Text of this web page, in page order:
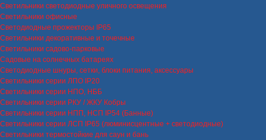
Светильники светодиодные уличного освещения
Светильники офисные
Светодиодные прожекторы IP65
Светильники декоративные и точечные
Светильники садово-парковые
Садовые на солнечных батареях
Светодиодные шнуры, сетки, блоки питания, аксессуары
Светильники серии ЛПО IP20
Светильники серии НПО, НББ
Светильники серии РКУ / ЖКУ Кобры
Светильники серии НПП, НСП IP54 (Банные)
Светильники серии ЛСП IP65 (люминисцентные + светодиодные)
Светильники термостойкие для саун и бань